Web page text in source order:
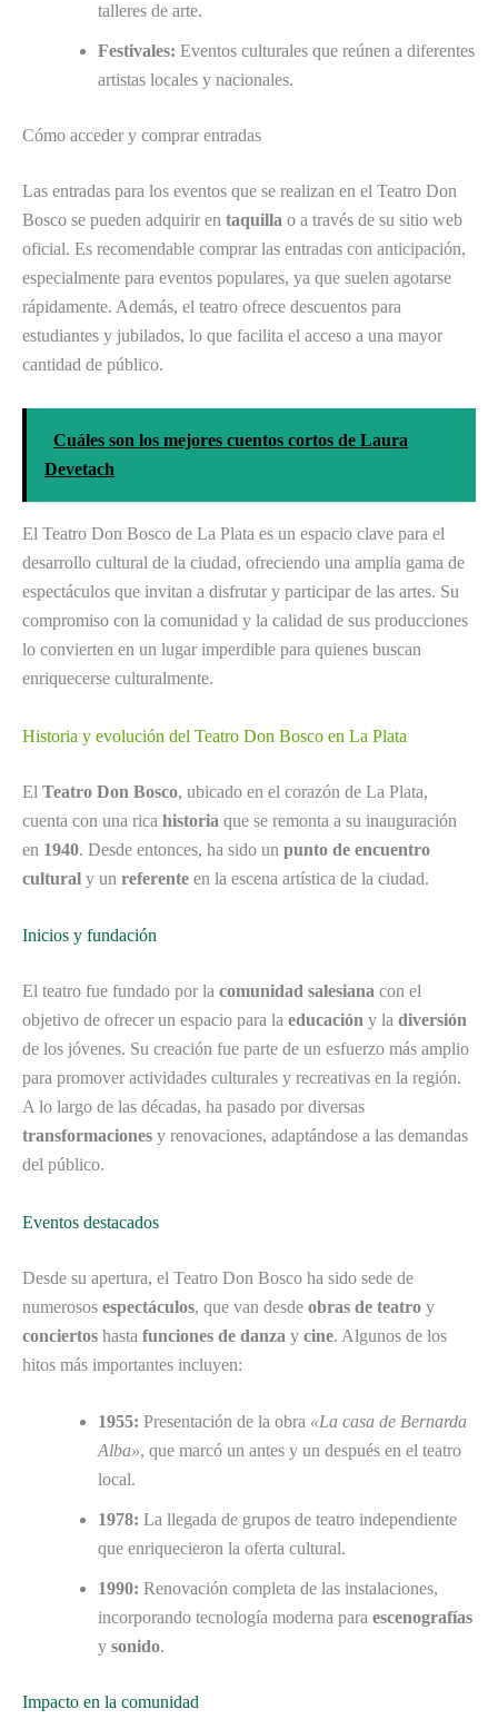
talleres de arte.
Festivales: Eventos culturales que reúnen a diferentes
artistas locales y nacionales.
Cómo acceder y comprar entradas
Las entradas para los eventos que se realizan en el Teatro Don
Bosco se pueden adquirir en taquilla o a través de su sitio web
oficial. Es recomendable comprar las entradas con anticipación,
especialmente para eventos populares, ya que suelen agotarse
rápidamente. Además, el teatro ofrece descuentos para
estudiantes y jubilados, lo que facilita el acceso a una mayor
cantidad de público.
Cuáles son los mejores cuentos cortos de Laura
Devetach
El Teatro Don Bosco de La Plata es un espacio clave para el
desarrollo cultural de la ciudad, ofreciendo una amplia gama de
espectáculos que invitan a disfrutar y participar de las artes. Su
compromiso con la comunidad y la calidad de sus producciones
lo convierten en un lugar imperdible para quienes buscan
enriquecerse culturalmente.
Historia y evolución del Teatro Don Bosco en La Plata
El Teatro Don Bosco, ubicado en el corazón de La Plata,
cuenta con una rica historia que se remonta a su inauguración
en 1940. Desde entonces, ha sido un punto de encuentro
cultural y un referente en la escena artística de la ciudad.
Inicios y fundación
El teatro fue fundado por la comunidad salesiana con el
objetivo de ofrecer un espacio para la educación y la diversión
de los jóvenes. Su creación fue parte de un esfuerzo más amplio
para promover actividades culturales y recreativas en la región.
A lo largo de las décadas, ha pasado por diversas
transformaciones y renovaciones, adaptándose a las demandas
del público.
Eventos destacados
Desde su apertura, el Teatro Don Bosco ha sido sede de
numerosos espectáculos, que van desde obras de teatro y
conciertos hasta funciones de danza y cine. Algunos de los
hitos más importantes incluyen:
1955: Presentación de la obra «La casa de Bernarda
Alba», que marcó un antes y un después en el teatro
local.
1978: La llegada de grupos de teatro independiente
que enriquecieron la oferta cultural.
1990: Renovación completa de las instalaciones,
incorporando tecnología moderna para escenografías
y sonido.
Impacto en la comunidad